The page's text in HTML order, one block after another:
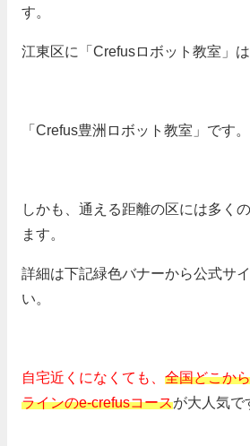
す。
江東区に「Crefusロボット教室」
「Crefus豊洲ロボット教室」です。
しかも、通える距離の区には多く
ます。
詳細は下記緑色バナーから公式サ
い。
自宅近くになくても、 全国どこか
ラインのe-crefusコースが大人気で